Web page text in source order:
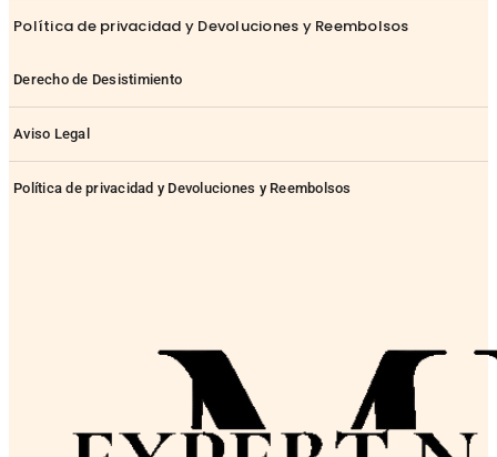
Política de privacidad y Devoluciones y Reembolsos
Derecho de Desistimiento
Aviso Legal
Política de privacidad y Devoluciones y Reembolsos